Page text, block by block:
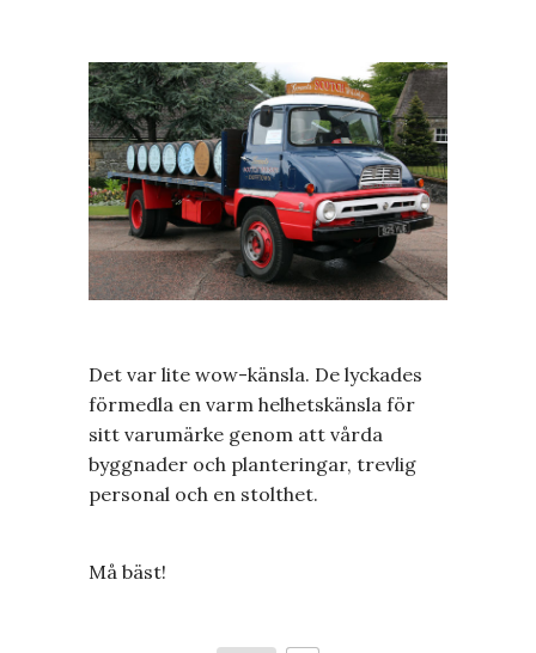
Det var lite wow-känsla. De lyckades
förmedla en varm helhetskänsla för
sitt varumärke genom att vårda
byggnader och planteringar, trevlig
personal och en stolthet.
Må bäst!